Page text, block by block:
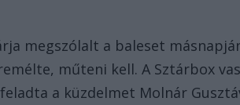
megszólalt a baleset
műteni kell. A Sztárbox
a küzdelmet Molnár